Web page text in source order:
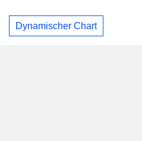
Dynamischer Chart